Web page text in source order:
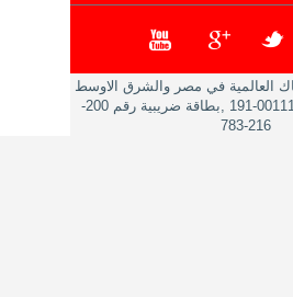
العالمية في مصر والشرق الاوسط
سجل تجاري رقم 5-00111-191 ,بطاقة ضريبية رقم 200-
216-783